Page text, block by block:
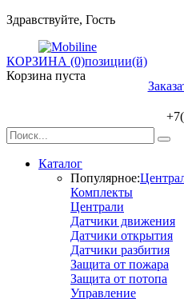
Здравствуйте, Гость
КОРЗИНА (0)позиции(й)
Корзина пуста
Каталог
Популярное:
Комплекты
Централи
Датчики движения
Датчики открытия
Датчики разбития
Защита от пожара
Защита от потопа
Управление